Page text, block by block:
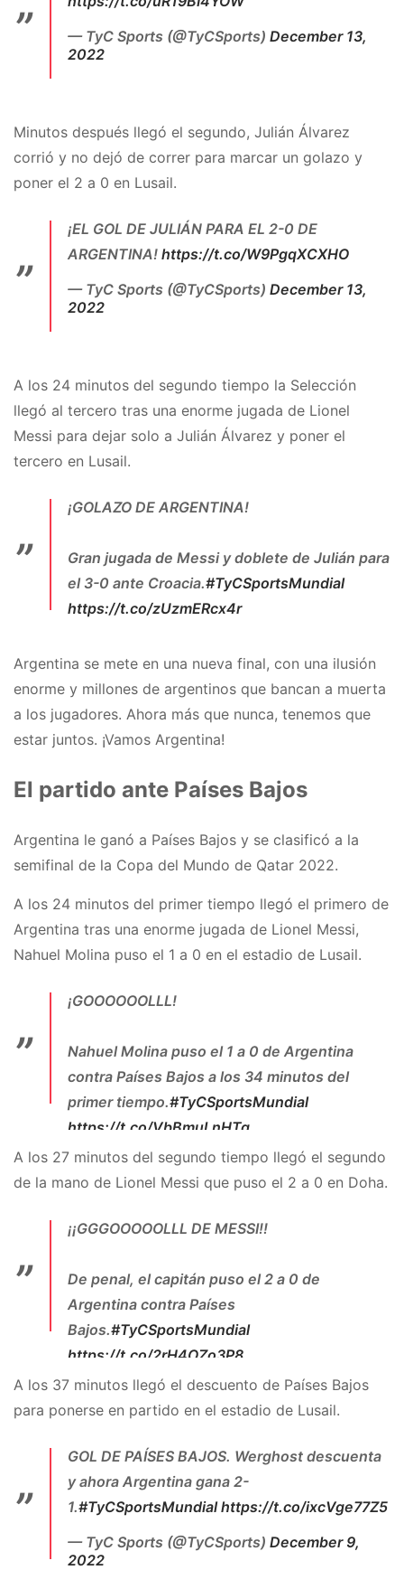
— TyC Sports (@TyCSports) December 13,
2022
Minutos después llegó el segundo, Julián Álvarez
corrió y no dejó de correr para marcar un golazo y
poner el 2 a 0 en Lusail.
¡EL GOL DE JULIÁN PARA EL 2-0 DE
ARGENTINA! https://t.co/W9PgqXCXHO
— TyC Sports (@TyCSports) December 13,
2022
A los 24 minutos del segundo tiempo la Selección
llegó al tercero tras una enorme jugada de Lionel
Messi para dejar solo a Julián Álvarez y poner el
tercero en Lusail.
¡GOLAZO DE ARGENTINA!
Gran jugada de Messi y doblete de Julián para
el 3-0 ante Croacia.#TyCSportsMundial
https://t.co/zUzmERcx4r
2022
Argentina se mete en una nueva final, con una ilusión
enorme y millones de argentinos que bancan a muerta
a los jugadores. Ahora más que nunca, tenemos que
estar juntos. ¡Vamos Argentina!
El partido ante Países Bajos
Argentina le ganó a Países Bajos y se clasificó a la
semifinal de la Copa del Mundo de Qatar 2022.
A los 24 minutos del primer tiempo llegó el primero de
Argentina tras una enorme jugada de Lionel Messi,
Nahuel Molina puso el 1 a 0 en el estadio de Lusail.
¡GOOOOOOLLL!
Nahuel Molina puso el 1 a 0 de Argentina
contra Países Bajos a los 34 minutos del
primer tiempo.#TyCSportsMundial
https://t.co/VbBmuLnHTq
— TyC Sports (@TyCSports) December 9,
2022
A los 27 minutos del segundo tiempo llegó el segundo
de la mano de Lionel Messi que puso el 2 a 0 en Doha.
¡¡GGGOOOOOLLL DE MESSI!!
De penal, el capitán puso el 2 a 0 de
Argentina contra Países
Bajos.#TyCSportsMundial
https://t.co/2rH4OZo3P8
— TyC Sports (@TyCSports)December 9,
2022
A los 37 minutos llegó el descuento de Países Bajos
para ponerse en partido en el estadio de Lusail.
GOL DE PAÍSES BAJOS. Werghost descuenta
y ahora Argentina gana 2-
1.#TyCSportsMundial https://t.co/ixcVge77Z5
— TyC Sports (@TyCSports) December 9,
2022